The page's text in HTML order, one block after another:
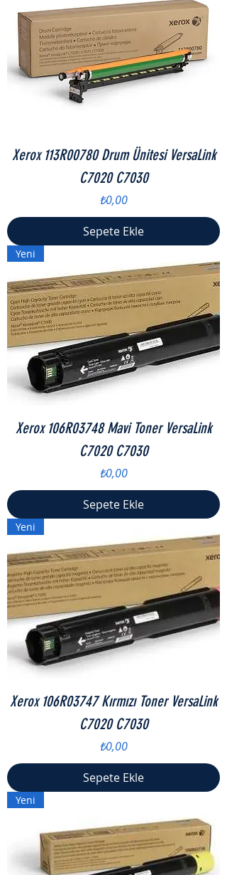
Xerox 113R00780 Drum Ünitesi VersaLink
C7020 C7030
Fiyat
₺0,00
Sepete Ekle
Yeni
Xerox 106R03748 Mavi Toner VersaLink
C7020 C7030
Fiyat
₺0,00
Sepete Ekle
Yeni
Xerox 106R03747 Kırmızı Toner VersaLink
C7020 C7030
Fiyat
₺0,00
Sepete Ekle
Yeni